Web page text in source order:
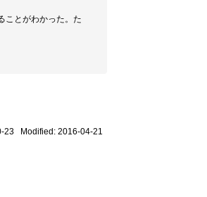
ことがわかった。た
23 Modified: 2016-04-21